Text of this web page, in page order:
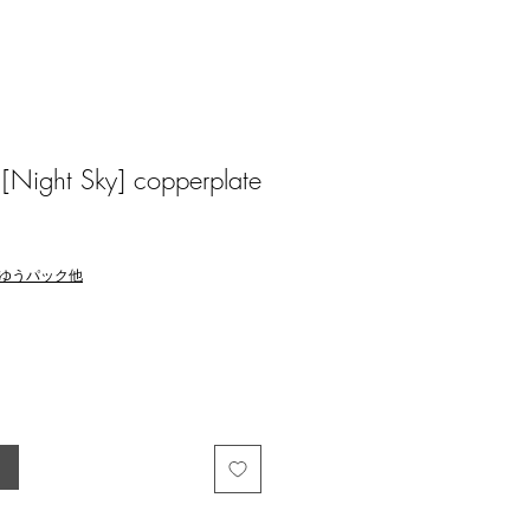
[Night Sky] copperplate
うパック他